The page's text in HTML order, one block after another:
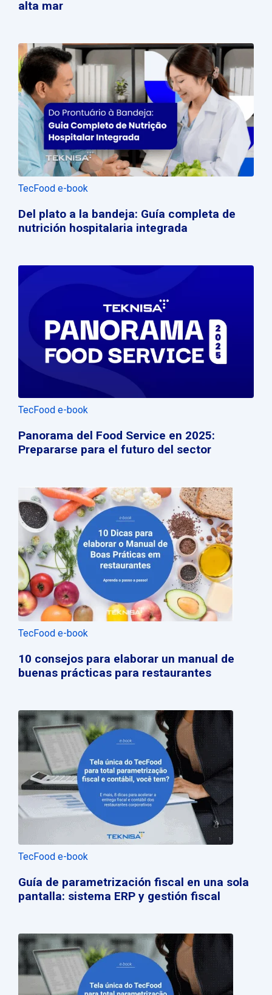
alta mar
TecFood e-book
Del plato a la bandeja: Guía completa de
nutrición hospitalaria integrada
TecFood e-book
Panorama del Food Service en 2025:
Prepararse para el futuro del sector
TecFood e-book
10 consejos para elaborar un manual de
buenas prácticas para restaurantes
TecFood e-book
Guía de parametrización fiscal en una sola
pantalla: sistema ERP y gestión fiscal